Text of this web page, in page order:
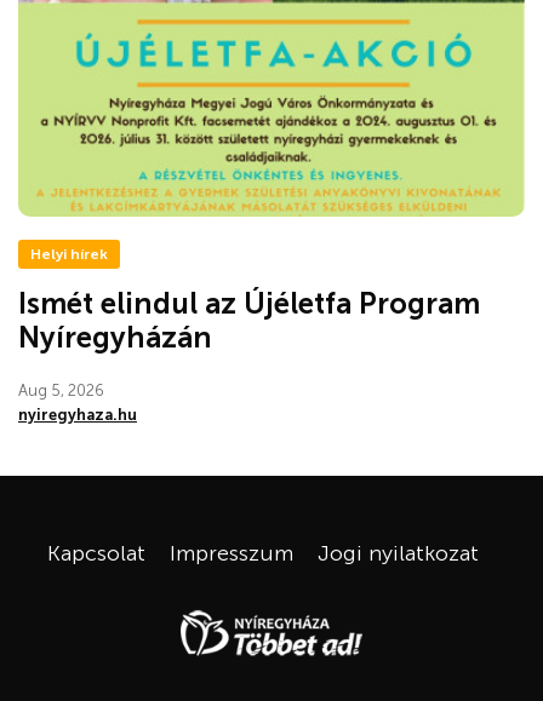
Helyi hírek
Ismét elindul az Újéletfa Program
Nyíregyházán
Aug 5, 2026
nyiregyhaza.hu
Kapcsolat Impresszum Jogi nyilatkozat